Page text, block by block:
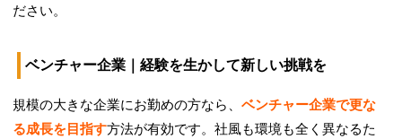
ださい。
ベンチャー企業｜経験を生かして新しい挑戦を
規模の大きな企業にお勤めの方なら、ベンチャー企業で更な
る成長を目指す方法が有効です。社風も環境も全く異なるた